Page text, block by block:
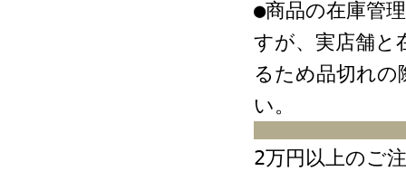
●商品の在庫管
すが、実店舗と
るため品切れの
い。
2万円以上のご